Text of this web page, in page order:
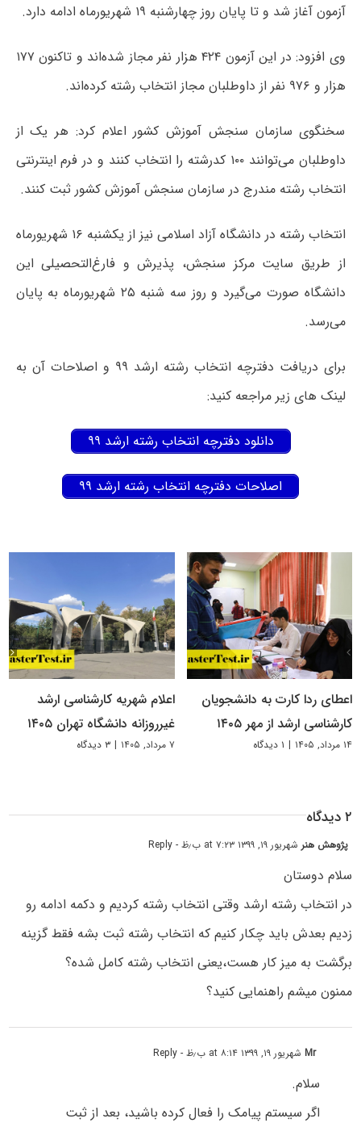
آزمون آغاز شد و تا پایان روز چهارشنبه ۱۹ شهریورماه ادامه دارد.
وی افزود: در این آزمون ۴۲۴ هزار نفر مجاز شده‌اند و تاکنون ۱۷۷
هزار و ۹۷۶ نفر از داوطلبان مجاز انتخاب رشته کرده‌اند.
سخنگوی سازمان سنجش آموزش کشور اعلام کرد: هر یک از
داوطلبان می‌توانند ۱۰۰ کدرشته را انتخاب کنند و در فرم اینترنتی
انتخاب رشته مندرج در سازمان سنجش آموزش کشور ثبت کنند.
انتخاب رشته در دانشگاه آزاد اسلامی نیز از یکشنبه ۱۶ شهریورماه
از طریق سایت مرکز سنجش، پذیرش و فارغ‌التحصیلی این
دانشگاه صورت می‌گیرد و روز سه شنبه ۲۵ شهریورماه به پایان
می‌رسد.
برای دریافت دفترچه انتخاب رشته ارشد ۹۹ و اصلاحات آن به
لینک های زیر مراجعه کنید:
دانلود دفترچه انتخاب رشته ارشد ۹۹
اصلاحات دفترچه انتخاب رشته ارشد ۹۹
اعطای ردا کارت به دانشجویان
کارشناسی ارشد از مهر ۱۴۰۵
۱۴ مرداد, ۱۴۰۵ | ۱ دیدگاه
اعلام شهریه کارشناسی ارشد
غیرروزانه دانشگاه تهران ۱۴۰۵
۷ مرداد, ۱۴۰۵ | ۳ دیدگاه
۲ دیدگاه
پژوهش هنر شهریور ۱۹, ۱۳۹۹ at ۷:۲۳ ب٫ظ - Reply
سلام دوستان
در انتخاب رشته ارشد وقتی انتخاب رشته کردیم و دکمه ادامه رو
زدیم بعدش باید چکار کنیم که انتخاب رشته ثبت بشه فقط گزینه
برگشت به میز کار هست،یعنی انتخاب رشته کامل شده؟
ممنون میشم راهنمایی کنید؟
Mrشهریور ۱۹, ۱۳۹۹ at ۸:۱۴ ب٫ظ - Reply
سلام.
اگر سیستم پیامک را فعال کرده باشید، بعد از ثبت